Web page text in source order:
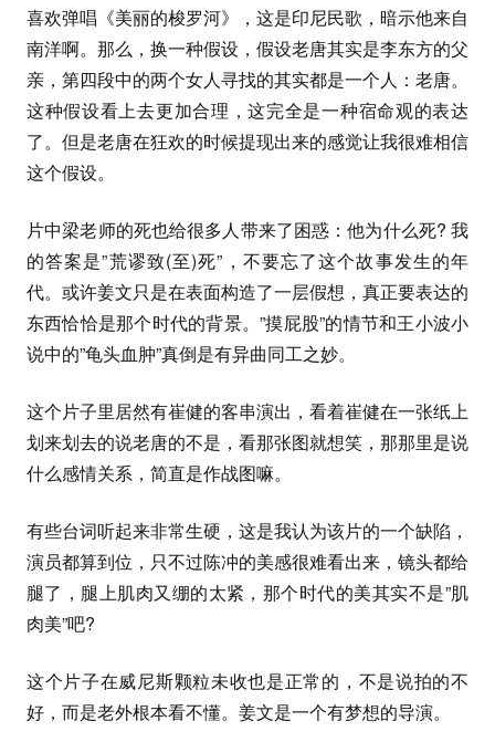
喜欢弹唱《美丽的梭罗河》，这是印尼民歌，暗示他来自
南洋啊。那么，换一种假设，假设老唐其实是李东方的父
亲，第四段中的两个女人寻找的其实都是一个人：老唐。
这种假设看上去更加合理，这完全是一种宿命观的表达
了。但是老唐在狂欢的时候提现出来的感觉让我很难相信
这个假设。
片中梁老师的死也给很多人带来了困惑：他为什么死? 我
的答案是”荒谬致(至)死”，不要忘了这个故事发生的年
代。或许姜文只是在表面构造了一层假想，真正要表达的
东西恰恰是那个时代的背景。”摸屁股”的情节和王小波小
说中的”龟头血肿”真倒是有异曲同工之妙。
这个片子里居然有崔健的客串演出，看着崔健在一张纸上
划来划去的说老唐的不是，看那张图就想笑，那那里是说
什么感情关系，简直是作战图嘛。
有些台词听起来非常生硬，这是我认为该片的一个缺陷，
演员都算到位，只不过陈冲的美感很难看出来，镜头都给
腿了，腿上肌肉又绷的太紧，那个时代的美其实不是”肌
肉美”吧?
这个片子在威尼斯颗粒未收也是正常的，不是说拍的不
好，而是老外根本看不懂。姜文是一个有梦想的导演。